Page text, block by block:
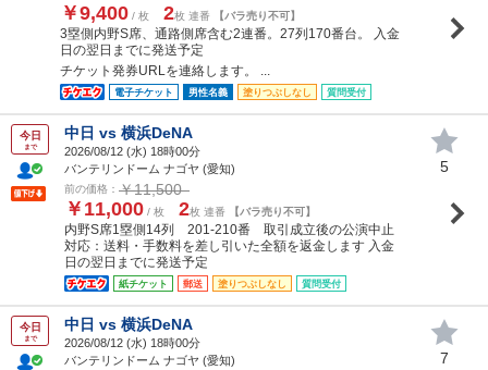
￥9,400 / 枚 2枚 連番 【バラ売り不可】
3塁側内野S席、通路側席含む2連番。27列170番台。 入金
日の翌日までに発送予定
チケット発券URLを連絡します。 ...
電子チケット 男性名義 塗りつぶしなし 質問受付
今日
まで
中日 vs 横浜DeNA
2026/08/12 (水) 18時00分
バンテリンドーム ナゴヤ (愛知)
前の価格： ￥11,500
￥11,000 / 枚 2枚 連番 【バラ売り不可】
内野S席1塁側14列 201-210番 取引成立後の公演中止
対応：送料・手数料を差し引いた全額を返金します 入金
日の翌日までに発送予定
紙チケット 郵送 塗りつぶしなし 質問受付
5
今日
まで
中日 vs 横浜DeNA
2026/08/12 (水) 18時00分
バンテリンドーム ナゴヤ (愛知)
7